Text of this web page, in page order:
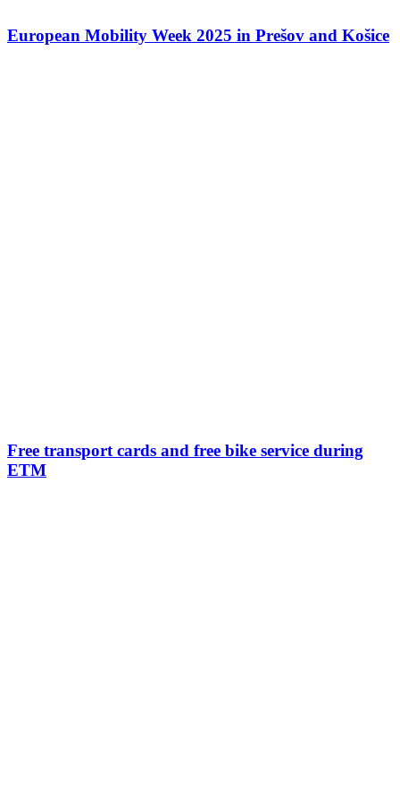
European Mobility Week 2025 in Prešov and Košice
Free transport cards and free bike service during
ETM